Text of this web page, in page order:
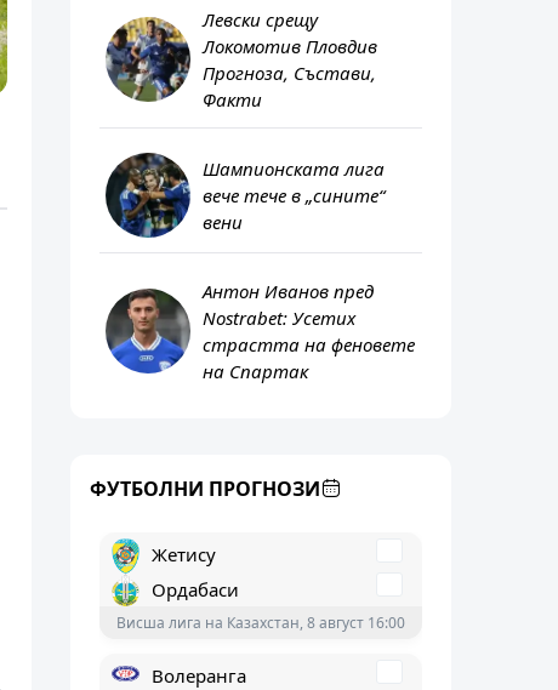
Левски срещу
Локомотив Пловдив
Прогноза, Състави,
Факти
Шампионската лига
вече тече в „сините“
вени
Антон Иванов пред
Nostrabet: Усетих
страстта на феновете
на Спартак
ФУТБОЛНИ ПРОГНОЗИ
Чиксереда
Liga I - Romania, 8 август 18:30
Ордабаси
Висша лига на Казахстан, 8 август 16:00
Волеранга
Будьо/Глимт